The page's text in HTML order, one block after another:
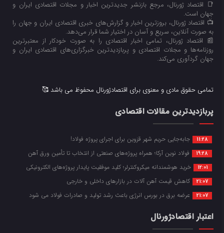
📑 اقتصاد ژورنال، مرجع بازنشر جدیدترین اخبار و مجلات اقتصادی ایران و
جهان است.
📺 اقتصاد ژورنال، بروزترین اخبار و گزارش‌های خبری اقتصادی ایران و جهان را
به صورت آنلاین، سریع و آسان در اختیار شما قرار می‌‌دهد.
📰 اقتصاد ژورنال، تمامی اخبار اقتصادی را به صورت خودکار از معتبرترین
روزنامه‌ها و مجلات اقتصادی و پربازدیدترین خبرگزاری‌های اقتصادی ایران و
جهان گردآوری می‌کند.
تمامی حقوق مادی و معنوی برای اقتصادژورنال محفوظ می باشد 🥰
پربازدیدترین مقالات اقتصادی
11:28 جابه‌جایی حریم شهر قزوین برای اجرای پروژه فولاد!
19:28 فولاد نوین آرکا؛ همراه پروژه‌های صنعتی از انتخاب تا تأمین ورق آهن
12:01 خرید هوشمندانه میکروکنترلر؛ کلید موفقیت پایدار پروژه‌های الکترونیکی
21:07 کاهش قیمت آهن آلات در بازارهای داخلی و خارجی
21:07 عرضه برق در بورس انرژی باعث رشد تولید و صادرات فولاد می شود
اعتبار اقتصادژورنال